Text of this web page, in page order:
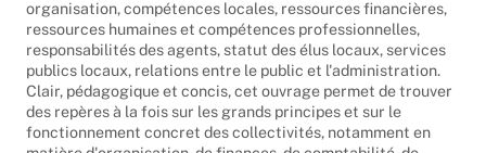
organisation, compétences locales, ressources financières,
ressources humaines et compétences professionnelles,
responsabilités des agents, statut des élus locaux, services
publics locaux, relations entre le public et l'administration.
Clair, pédagogique et concis, cet ouvrage permet de trouver
des repères à la fois sur les grands principes et sur le
fonctionnement concret des collectivités, notamment en